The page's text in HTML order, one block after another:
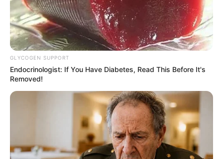
GLYCOGEN SUPPORT
Endocrinologist: If You Have Diabetes, Read This Before It's
Removed!